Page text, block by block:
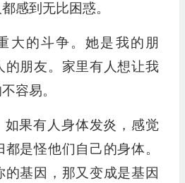
感到无比困惑。
大的斗争。她是我的朋
的朋友。家里有人想让我
容易。
如果有人身体发炎，感觉
是怪他们自己的身体。
的基因，那又变成是基因